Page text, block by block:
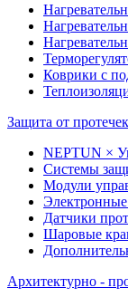
Коврики с
Защита от
NEPTUN ×
Системы
Модули
Электронные
Датчики
Шаровые
Архитектурно -